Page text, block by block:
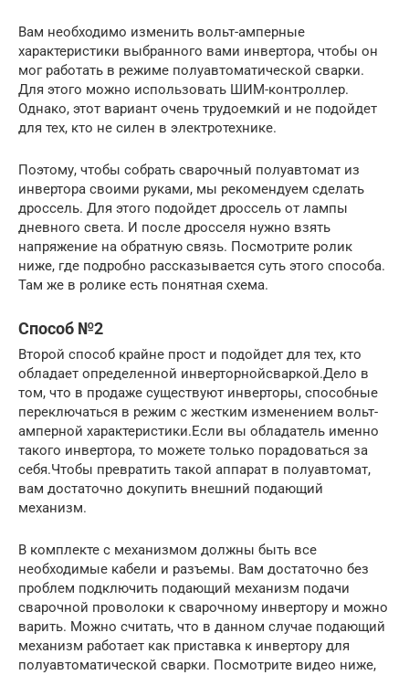
Вам необходимо изменить вольт-амперные
характеристики выбранного вами инвертора, чтобы он
мог работать в режиме полуавтоматической сварки.
Для этого можно использовать ШИМ-контроллер.
Однако, этот вариант очень трудоемкий и не подойдет
для тех, кто не силен в электротехнике.
Поэтому, чтобы собрать сварочный полуавтомат из
инвертора своими руками, мы рекомендуем сделать
дроссель. Для этого подойдет дроссель от лампы
дневного света. И после дросселя нужно взять
напряжение на обратную связь. Посмотрите ролик
ниже, где подробно рассказывается суть этого способа.
Там же в ролике есть понятная схема.
Способ №2
Второй способ крайне прост и подойдет для тех, кто
обладает определенной инверторнойсваркой.Дело в
том, что в продаже существуют инверторы, способные
переключаться в режим с жестким изменением вольт-
амперной характеристики.Если вы обладатель именно
такого инвертора, то можете только порадоваться за
себя.Чтобы превратить такой аппарат в полуавтомат,
вам достаточно докупить внешний подающий
механизм.
В комплекте с механизмом должны быть все
необходимые кабели и разъемы. Вам достаточно без
проблем подключить подающий механизм подачи
сварочной проволоки к сварочному инвертору и можно
варить. Можно считать, что в данном случае подающий
механизм работает как приставка к инвертору для
полуавтоматической сварки. Посмотрите видео ниже,